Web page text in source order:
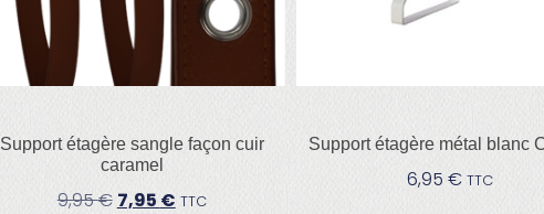
Support étagère sangle façon cuir
caramel
9,95€ 7,95 € TTC
Support étagère métal blanc
6,95 € TTC